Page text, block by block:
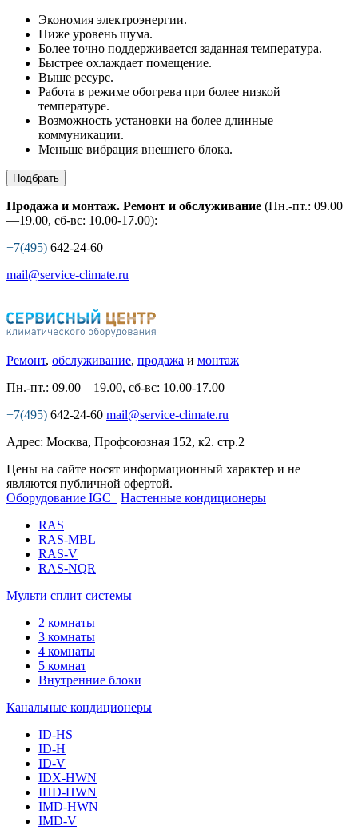
Экономия электроэнергии.
Ниже уровень шума.
Более точно поддерживается заданная температура.
Быстрее охлаждает помещение.
Выше ресурс.
Работа в режиме обогрева при более низкой
температуре.
Возможность установки на более длинные
коммуникации.
Меньше вибрация внешнего блока.
Подбрать
Продажа и монтаж. Ремонт и обслуживание (Пн.-пт.: 09.00
—19.00, сб-вс: 10.00-17.00):
+7(495) 642-24-60
mail@service-climate.ru
Ремонт, обслуживание, продажа и монтаж
Пн.-пт.: 09.00—19.00, сб-вс: 10.00-17.00
+7(495) 642-24-60 mail@service-climate.ru
Адрес: Москва, Профсоюзная 152, к2. стр.2
Цены на сайте носят информационный характер и не
являются публичной офертой.
Оборудование IGC
Настенные кондиционеры
RAS
RAS-MBL
RAS-V
RAS-NQR
Мульти сплит системы
2 комнаты
3 комнаты
4 комнаты
5 комнат
Внутренние блоки
Канальные кондиционеры
ID-HS
ID-H
ID-V
IDX-HWN
IHD-HWN
IMD-HWN
IMD-V